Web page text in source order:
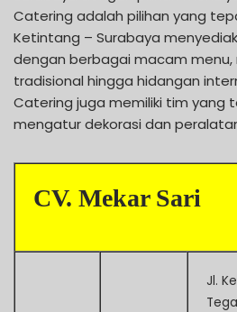
Catering adalah pilihan yang
Ketintang – Surabaya
dengan berbagai macam menu,
tradisional hingga hidangan
Catering juga memiliki tim yang
mengatur dekorasi dan
CV. Mekar Sari
Jl.